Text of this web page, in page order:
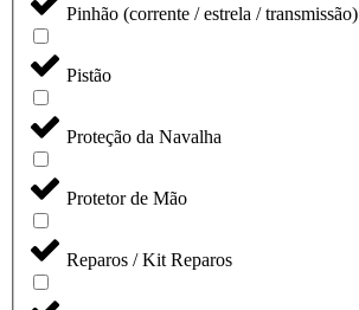
Pinhão (corrente / estrela / transmissão)
Pistão
Proteção da Navalha
Protetor de Mão
Reparos / Kit Reparos